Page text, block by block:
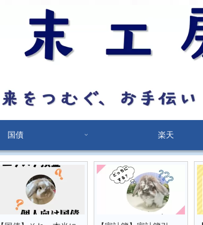
国債 楽天